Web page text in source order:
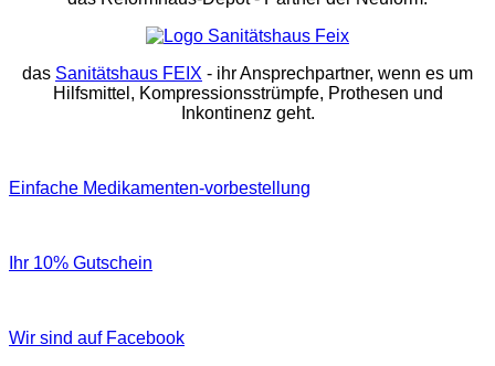
das Sanitätshaus FEIX - ihr Ansprechpartner, wenn es um
Hilfsmittel, Kompressionsstrümpfe, Prothesen und
Inkontinenz geht.
Einfache Medikamenten-vorbestellung
Ihr 10% Gutschein
Wir sind auf Facebook